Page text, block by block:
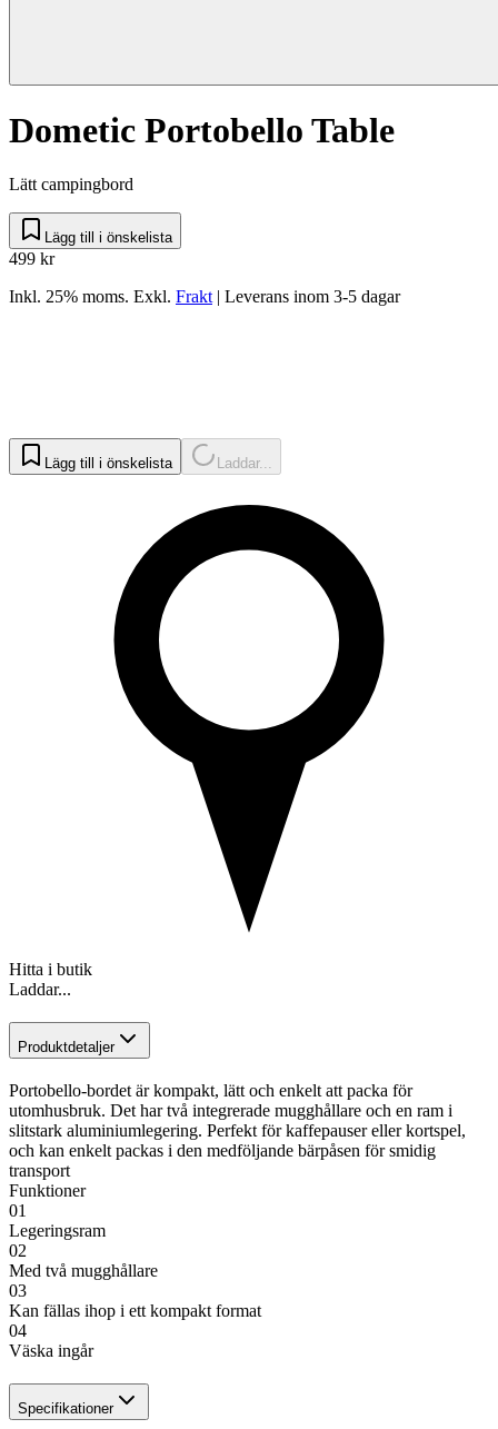
Dometic Portobello Table
Lätt campingbord
Lägg till i önskelista
499 kr
Inkl. 25% moms. Exkl. Frakt | Leverans inom 3-5 dagar
Lägg till i önskelista Laddar...
Hitta i butik
Laddar...
Produktdetaljer
Portobello-bordet är kompakt, lätt och enkelt att packa för
utomhusbruk. Det har två integrerade mugghållare och en ram i
slitstark aluminiumlegering. Perfekt för kaffepauser eller kortspel,
och kan enkelt packas i den medföljande bärpåsen för smidig
transport
Funktioner
01
Legeringsram
02
Med två mugghållare
03
Kan fällas ihop i ett kompakt format
04
Väska ingår
Specifikationer